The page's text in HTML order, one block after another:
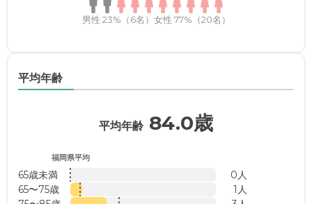
男性 23%（6名） 女性 77%（20名）
平均年齢
平均年齢 84.0歳
福岡県平均
65歳未満
0人
65〜75歳
1人